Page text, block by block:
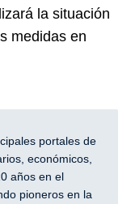
la situación
medidas en
portales de
económicos,
años en el
pioneros en la